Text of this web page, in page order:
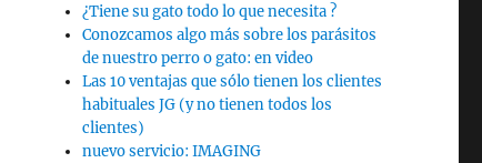
¿Tiene su gato todo lo que necesita ?
Conozcamos algo más sobre los parásitos
de nuestro perro o gato: en video
Las 10 ventajas que sólo tienen los clientes
habituales JG (y no tienen todos los
clientes)
nuevo servicio: IMAGING